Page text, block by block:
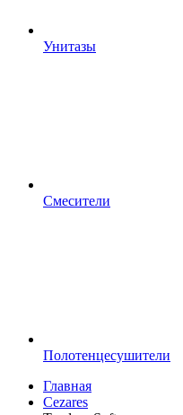
Унитазы
Смесители
Полотенцесушители
Главная
Cezares